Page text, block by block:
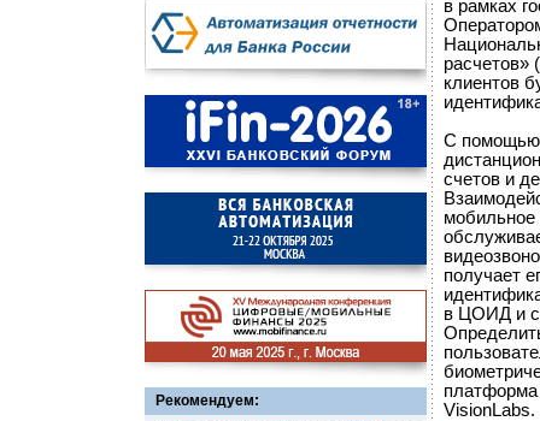
Рекомендуем:
в рамках
клиентов
С помощью
счетов и
мобильное
получает
в ЦОИД и
платформа
VisionLabs.